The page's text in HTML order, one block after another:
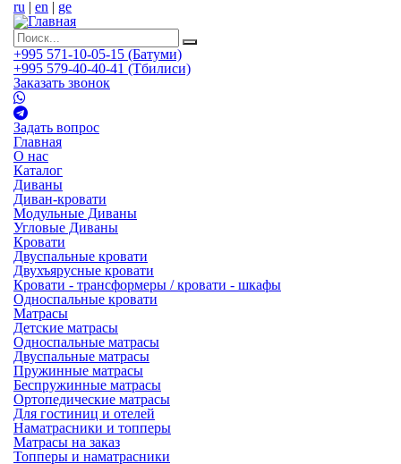
ru | en | ge
+995 571-10-05-15 (Батуми)
+995 579-40-40-41 (Тбилиси)
Заказать звонок
Задать вопрос
Главная
О нас
Каталог
Диваны
Диван-кровати
Модульные Диваны
Угловые Диваны
Кровати
Двуспальные кровати
Двухъярусные кровати
Кровати - трансформеры / кровати - шкафы
Односпальные кровати
Матрасы
Детские матрасы
Односпальные матрасы
Двуспальные матрасы
Пружинные матрасы
Беспружинные матрасы
Ортопедические матрасы
Для гостиниц и отелей
Наматрасники и топперы
Матрасы на заказ
Топперы и наматрасники